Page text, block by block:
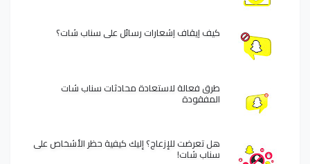
كيف إيقاف إشعارات رسائل على سناب شات؟
طرق فعالة لاستعادة محادثات سناب شات
المفقودة
هل تعرضت للإزعاج؟ إليك كيفية حظر الأشخاص على
سناب شات!